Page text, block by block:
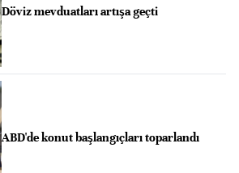
Döviz mevduatları artışa geçti
ABD'de konut başlangıçları toparlandı